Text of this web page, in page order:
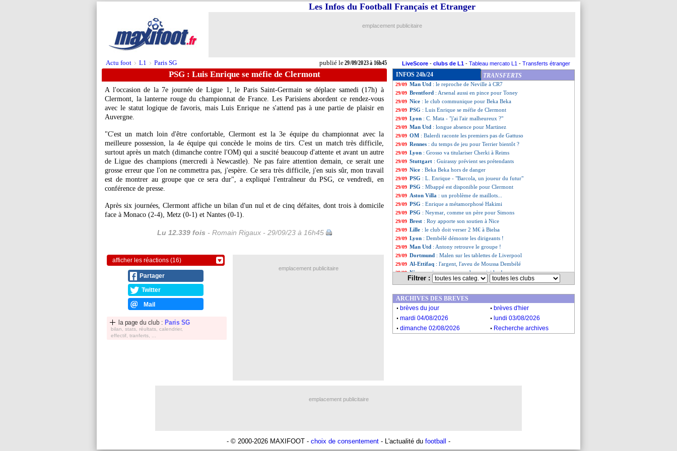
Actu foot > L1 > Paris SG publié le29/09/2023 à 16h45
Les Infos du Football Français et Etranger
emplacement publicitaire
LiveScore - clubs de L1 - Tableau mercato L1 - Transferts étranger
PSG : Luis Enrique se méfie de Clermont
A l'occasion de la 7e journée de Ligue 1, le Paris Saint-Germain se déplace samedi (17h) à
Clermont, la lanterne rouge du championnat de France. Les Parisiens abordent ce rendez-vous
avec le statut logique de favoris, mais Luis Enrique ne s'attend pas à une partie de plaisir en
Auvergne.
"C'est un match loin d'être confortable, Clermont est la 3e équipe du championnat avec la
meilleure possession, la 4e équipe qui concède le moins de tirs. C'est un match très difficile,
surtout après un match (dimanche contre l'OM) qui a suscité beaucoup d'attente et avant un autre
de Ligue des champions (mercredi à Newcastle). Ne pas faire attention demain, ce serait une
grosse erreur que l'on ne commettra pas, j'espère. Ce sera très difficile, j'en suis sûr, mon travail
est de montrer au groupe que ce sera dur", a expliqué l'entraîneur du PSG, ce vendredi, en
conférence de presse.
Après six journées, Clermont affiche un bilan d'un nul et de cinq défaites, dont trois à domicile
face à Monaco (2-4), Metz (0-1) et Nantes (0-1).
Lu 12.339 fois - Romain Rigaux - 29/09/23 à 16h45
afficher les réactions (16)
Partager
Twitter
Mail
la page du club : Paris SG
bilan, stats, réultats, calendrier,
effectif, tranferts, ...
INFOS 24h/24 TRANSFERTS
29/09 Lyon: le constat lucide de Govou
29/09 Juve
29/09 Leipzig : le DS Eberl prend la porte (officiel)
29/09 OM: Balerdi optimiste pour Correa
29/09 Man Utd : le reproche de Neville à CR7
29/09 Brentford : Arsenal aussi en pince pour Toney
29/09 Nice : le club communique pour Beka Beka
29/09 PSG : Luis Enrique se méfie de Clermont
29/09 Lyon : C. Mata - "j'ai l'air malheureux ?"
29/09 Man Utd : longue absence pour Martinez
29/09 OM : Balerdi raconte les premiers pas de Gattuso
29/09 Rennes : du temps de jeu pour Terrier bientôt ?
29/09 Lyon : Grosso va titulariser Cherki à Reims
29/09 Stuttgart : Guirassy prévient ses prétendants
29/09 Nice : Beka Beka hors de danger
29/09 PSG : L. Enrique - "Barcola, un joueur du futur"
29/09 PSG : Mbappé est disponible pour Clermont
29/09 Aston Villa : un problème de maillots...
29/09 PSG : Enrique a métamorphosé Hakimi
29/09 PSG : Neymar, comme un père pour Simons
29/09 Brest : Roy apporte son soutien à Nice
29/09 Lille : le club doit verser 2 M€ à Bielsa
29/09 Lyon : Dembélé démonte les dirigeants !
29/09 Man Utd : Antony retrouve le groupe !
29/09 Dortmund : Malen sur les tablettes de Liverpool
29/09 Al-Ettifaq : l'argent, l'aveu de Moussa Dembélé
29/09 Nice: un joueur menace de se suicider !
Arsenal : Arteta rassure Havertz
29/09 Atletico : Griezmann n'est pas à 100%
29/09 Monza : Papu Gomez va signer
Naples: Al-Hilal cible Osimhen
29/09 Al-Hilal: Zidane en approche ?
Filtrer :
emplacement publicitaire
ARCHIVES DES BREVES
. brèves du jour . brèves d'hier
. mardi 04/08/2026 . lundi 03/08/2026
. dimanche 02/08/2026 . Recherche archives
emplacement publicitaire
- © 2000-2026 MAXIFOOT - choix de consentement - L'actualité du football -